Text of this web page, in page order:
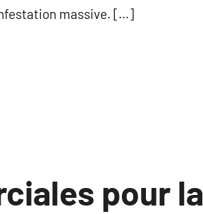
massive. […]
pour la